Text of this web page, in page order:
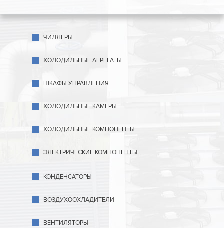
ЧИЛЛЕРЫ
ХОЛОДИЛЬНЫЕ АГРЕГАТЫ
ШКАФЫ УПРАВЛЕНИЯ
ХОЛОДИЛЬНЫЕ КАМЕРЫ
ХОЛОДИЛЬНЫЕ КОМПОНЕНТЫ
ЭЛЕКТРИЧЕСКИЕ КОМПОНЕНТЫ
КОНДЕНСАТОРЫ
ВОЗДУХООХЛАДИТЕЛИ
ВЕНТИЛЯТОРЫ